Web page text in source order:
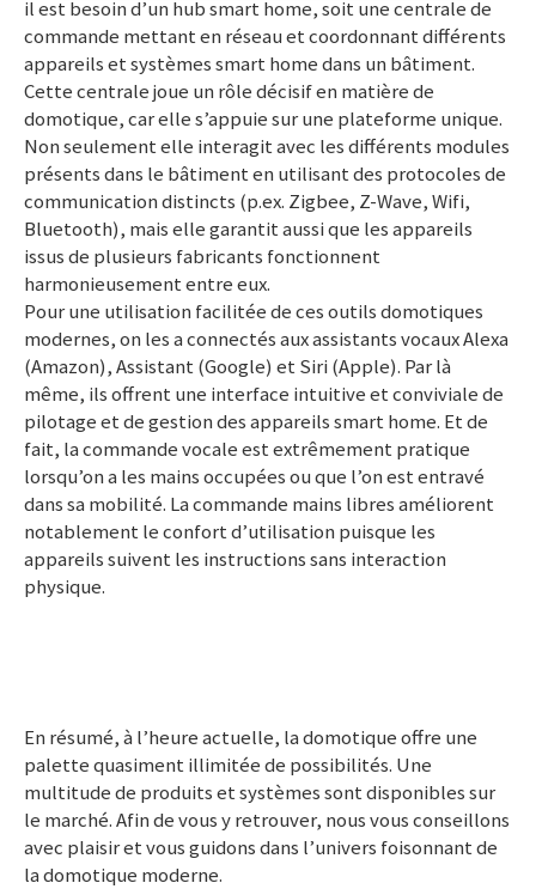
il est besoin d’un hub smart home, soit une centrale de
commande mettant en réseau et coordonnant différents
appareils et systèmes smart home dans un bâtiment.
Cette centrale joue un rôle décisif en matière de
domotique, car elle s’appuie sur une plateforme unique.
Non seulement elle interagit avec les différents modules
présents dans le bâtiment en utilisant des protocoles de
communication distincts (p.ex. Zigbee, Z-Wave, Wifi,
Bluetooth), mais elle garantit aussi que les appareils
issus de plusieurs fabricants fonctionnent
harmonieusement entre eux.
Pour une utilisation facilitée de ces outils domotiques
modernes, on les a connectés aux assistants vocaux Alexa
(Amazon), Assistant (Google) et Siri (Apple). Par là
même, ils offrent une interface intuitive et conviviale de
pilotage et de gestion des appareils smart home. Et de
fait, la commande vocale est extrêmement pratique
lorsqu’on a les mains occupées ou que l’on est entravé
dans sa mobilité. La commande mains libres améliorent
notablement le confort d’utilisation puisque les
appareils suivent les instructions sans interaction
physique.
En résumé, à l’heure actuelle, la domotique offre une
palette quasiment illimitée de possibilités. Une
multitude de produits et systèmes sont disponibles sur
le marché. Afin de vous y retrouver, nous vous conseillons
avec plaisir et vous guidons dans l’univers foisonnant de
la domotique moderne.